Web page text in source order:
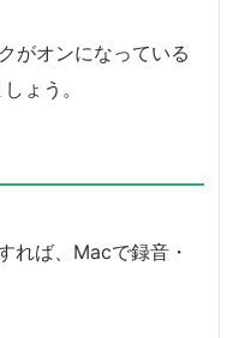
がオンになっている
ょう。
れば、Macで録音・